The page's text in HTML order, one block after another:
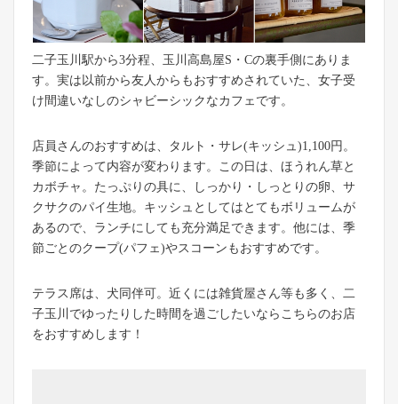
二子玉川駅から3分程、玉川高島屋S・Cの裏手側にありま
す。実は以前から友人からもおすすめされていた、女子受
け間違いなしのシャビーシックなカフェです。
店員さんのおすすめは、タルト・サレ(キッシュ)1,100円。
季節によって内容が変わります。この日は、ほうれん草と
カボチャ。たっぷりの具に、しっかり・しっとりの卵、サ
クサクのパイ生地。キッシュとしてはとてもボリュームが
あるので、ランチにしても充分満足できます。他には、季
節ごとのクープ(パフェ)やスコーンもおすすめです。
テラス席は、犬同伴可。近くには雑貨屋さん等も多く、二
子玉川でゆったりした時間を過ごしたいならこちらのお店
をおすすめします！